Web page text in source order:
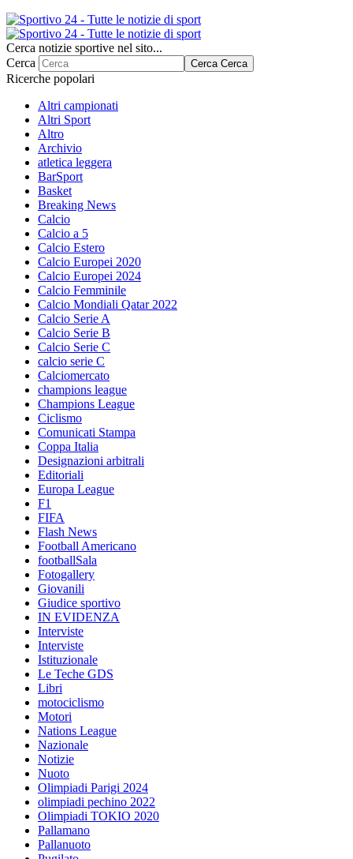
Cerca notizie sportive nel sito...
Cerca
Cerca Cerca
Ricerche popolari
Altri campionati
Altri Sport
Altro
Archivio
atletica leggera
BarSport
Basket
Breaking News
Calcio
Calcio a 5
Calcio Estero
Calcio Europei 2020
Calcio Europei 2024
Calcio Femminile
Calcio Mondiali Qatar 2022
Calcio Serie A
Calcio Serie B
Calcio Serie C
calcio serie C
Calciomercato
champions league
Champions League
Ciclismo
Comunicati Stampa
Coppa Italia
Designazioni arbitrali
Editoriali
Europa League
F1
FIFA
Flash News
Football Americano
footballSala
Fotogallery
Giovanili
Giudice sportivo
IN EVIDENZA
Interviste
Interviste
Istituzionale
Le Teche GDS
Libri
motociclismo
Motori
Nations League
Nazionale
Notizie
Nuoto
Olimpiadi Parigi 2024
olimpiadi pechino 2022
Olimpiadi TOKIO 2020
Pallamano
Pallanuoto